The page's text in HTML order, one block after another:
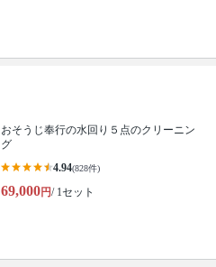
おそうじ奉行の水回り５点のクリーニン
グ
4.94(828件)
69,000円/ 1セット